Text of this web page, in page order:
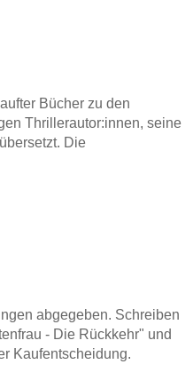
Bücher zu den
Thrillerautor:innen, seine
Die
die Top 10.
auch Romane,
Innsbruck und im
er mit zahlreichen
abgegeben. Schreiben
- Die Rückkehr" und
Kaufentscheidung.